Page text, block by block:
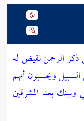
الرحمن نقيض له
ويحسبون أنهم
بعد المشرقين